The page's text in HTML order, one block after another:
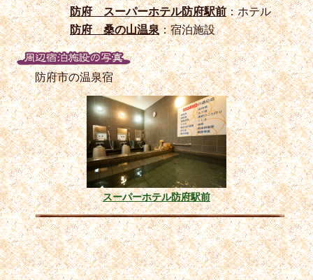
防府 スーパーホテル防府駅前：ホテル
防府 桑の山温泉：宿泊施設
防府市の温泉宿
スーパーホテル防府駅前